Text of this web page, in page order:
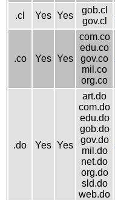
.cl Yes Yes
gob.cl
gov.cl
.co Yes Yes
com.co
edu.co
gov.co
mil.co
org.co
.do Yes Yes
art.do
com.do
edu.do
gob.do
gov.do
mil.do
net.do
org.do
sld.do
web.do